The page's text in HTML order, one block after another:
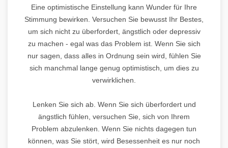
Eine optimistische Einstellung kann Wunder für Ihre
Stimmung bewirken. Versuchen Sie bewusst Ihr Bestes,
um sich nicht zu überfordert, ängstlich oder depressiv
zu machen - egal was das Problem ist. Wenn Sie sich
nur sagen, dass alles in Ordnung sein wird, fühlen Sie
sich manchmal lange genug optimistisch, um dies zu
verwirklichen.
Lenken Sie sich ab. Wenn Sie sich überfordert und
ängstlich fühlen, versuchen Sie, sich von Ihrem
Problem abzulenken. Wenn Sie nichts dagegen tun
können, was Sie stört, wird Besessenheit es nur noch